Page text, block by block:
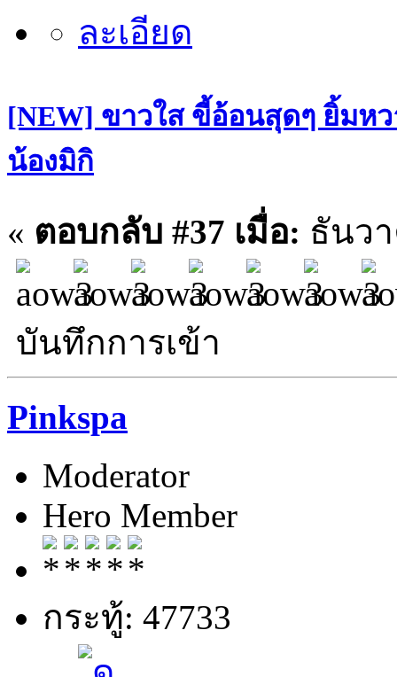
[NEW] ขาวใส ขี้อ้อนสุดๆ ยิ้มห
น้องมิกิ
« ตอบกลับ #37 เมื่อ: ธันวา
บันทึกการเข้า
Pinkspa
Moderator
Hero Member
กระทู้: 47733